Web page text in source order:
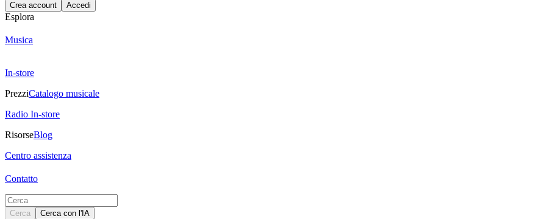
Crea account Accedi
Esplora
Musica
In-store
PrezziCatalogo musicale
Radio In-store
RisorseBlog
Centro assistenza
Contatto
Cerca Cerca con l'IA